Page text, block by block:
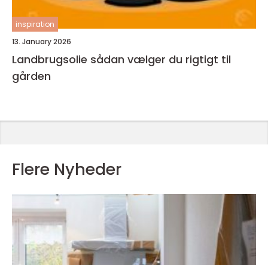
inspiration
13. January 2026
Landbrugsolie sådan vælger du rigtigt til
gården
Flere Nyheder